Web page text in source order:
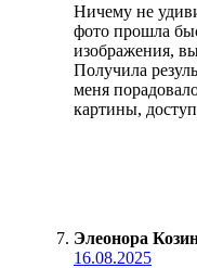
Ничему не
фото прошла
изображения,
Получила
меня
картины,
Элеонора
16.08.2025